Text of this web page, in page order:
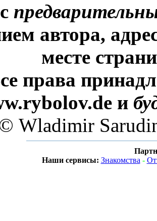
автора,
месте
права
и
Wladimir
Наши сервисы: Знакомства -